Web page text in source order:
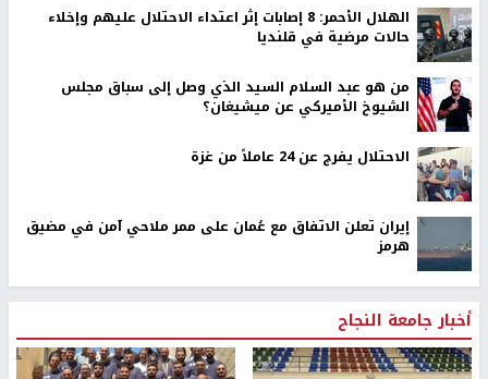
الهلال الأحمر: 8 إصابات إثر اعتداء الاحتلال عليهم وإخلاء
حالات مرضية في قلنديا
من هو عبد السلام السيد الذي وصل إلى سباق مجلس
الشيوخ الأميركي عن ميشيغان؟
الاحتلال يفرج عن 24 عاملاً من غزة
إيران تعلن الاتفاق مع عُمان على ممر ملاحي آمن في مضيق
هرمز
أخبار جامعة النجاح